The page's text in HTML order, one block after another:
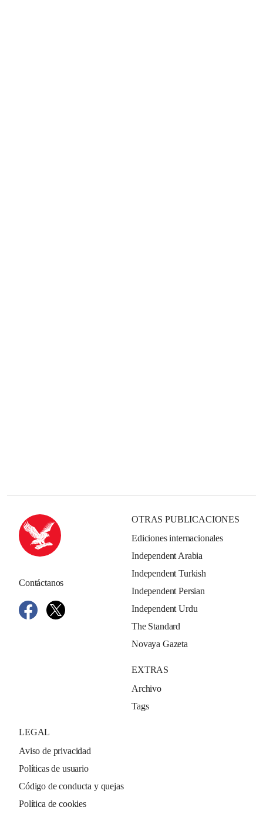
Contáctanos
OTRAS PUBLICACIONES
Ediciones internacionales
Independent Arabia
Independent Turkish
Independent Persian
Independent Urdu
The Standard
Novaya Gazeta
EXTRAS
Archivo
Tags
LEGAL
Aviso de privacidad
Políticas de usuario
Código de conducta y quejas
Política de cookies